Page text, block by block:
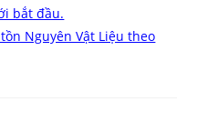
bắt đầu.
Nguyên Vật Liệu theo